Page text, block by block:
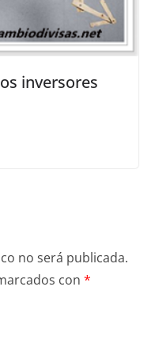
inversores
no será publicada.
con *